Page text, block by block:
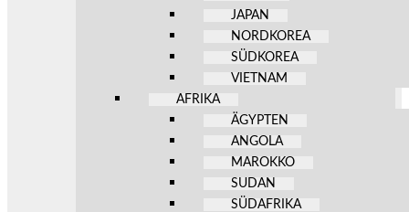
JAPAN
NORDKOREA
SÜDKOREA
VIETNAM
AFRIKA
ÄGYPTEN
ANGOLA
MAROKKO
SUDAN
SÜDAFRIKA